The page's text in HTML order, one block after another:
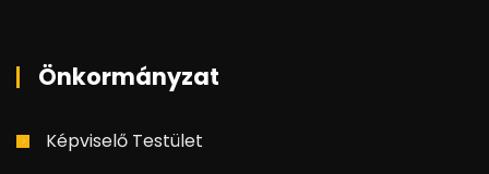
Önkormányzat
Képviselő Testület